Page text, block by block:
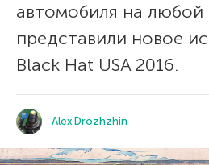
автомобиля на
представили новое
Black Hat USA 2016.
Alex Drozhzhin